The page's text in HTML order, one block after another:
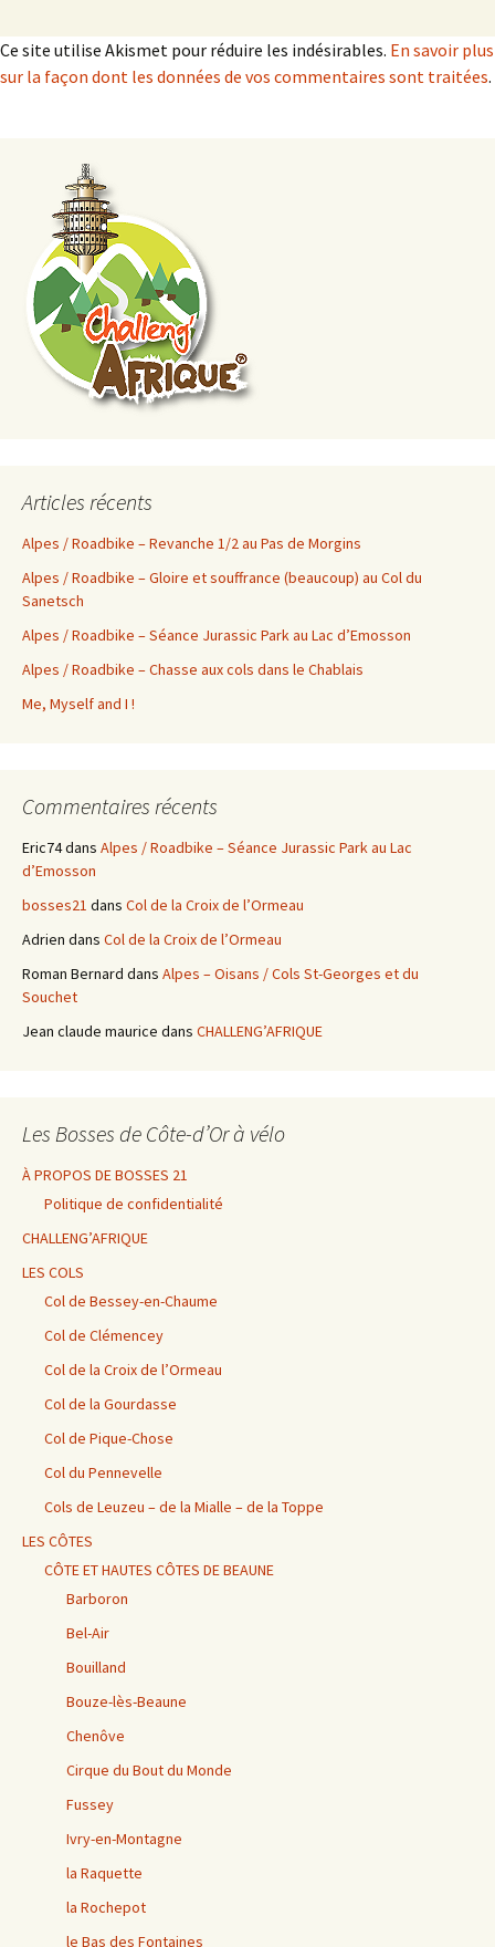
Ce site utilise Akismet pour réduire les indésirables. En savoir plus
sur la façon dont les données de vos commentaires sont traitées.
Articles récents
Alpes / Roadbike – Revanche 1/2 au Pas de Morgins
Alpes / Roadbike – Gloire et souffrance (beaucoup) au Col du
Sanetsch
Alpes / Roadbike – Séance Jurassic Park au Lac d’Emosson
Alpes / Roadbike – Chasse aux cols dans le Chablais
Me, Myself and I !
Commentaires récents
Eric74dans Alpes / Roadbike – Séance Jurassic Park au Lac
d’Emosson
bosses21 dans Col de la Croix de l’Ormeau
Adrien dans Col de la Croix de l’Ormeau
Roman Bernard dans Alpes – Oisans / Cols St-Georges et du
Souchet
Jean claude maurice dans CHALLENG’AFRIQUE
Les Bosses de Côte-d’Or à vélo
À PROPOS DE BOSSES 21
Politique de confidentialité
CHALLENG’AFRIQUE
LES COLS
Col de Bessey-en-Chaume
Col de Clémencey
Col de la Croix de l’Ormeau
Col de la Gourdasse
Col de Pique-Chose
Col du Pennevelle
Cols de Leuzeu – de la Mialle – de la Toppe
LES CÔTES
CÔTE ET HAUTES CÔTES DE BEAUNE
Barboron
Bel-Air
Bouilland
Bouze-lès-Beaune
Chenôve
Cirque du Bout du Monde
Fussey
Ivry-en-Montagne
la Raquette
la Rochepot
le Bas des Fontaines